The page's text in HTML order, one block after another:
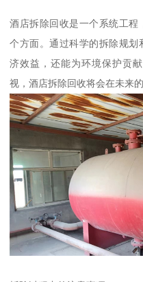
酒店拆除回收是一个系统工程
个方面。通过科学的拆除规
济效益，还能为环境保护贡
视，酒店拆除回收将会在未来